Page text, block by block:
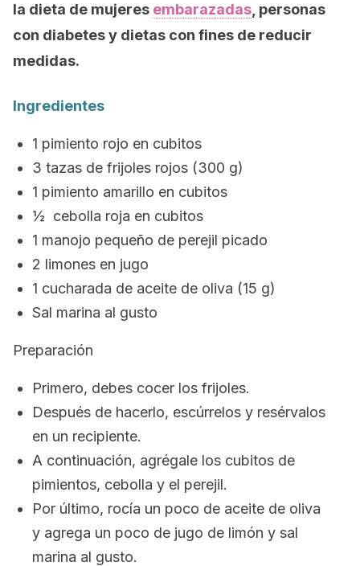
la dieta de mujeres embarazadas , personas
con diabetes y dietas con fines de reducir
medidas.
Ingredientes
1 pimiento rojo en cubitos
3 tazas de frijoles rojos (300 g)
1 pimiento amarillo en cubitos
½ cebolla roja en cubitos
1 manojo pequeño de perejil picado
2 limones en jugo
1 cucharada de aceite de oliva (15 g)
Sal marina al gusto
Preparación
Primero, debes cocer los frijoles.
Después de hacerlo, escúrrelos y resérvalos
en un recipiente.
A continuación, agrégale los cubitos de
pimientos, cebolla y el perejil.
Por último, rocía un poco de aceite de oliva
y agrega un poco de jugo de limón y sal
marina al gusto.